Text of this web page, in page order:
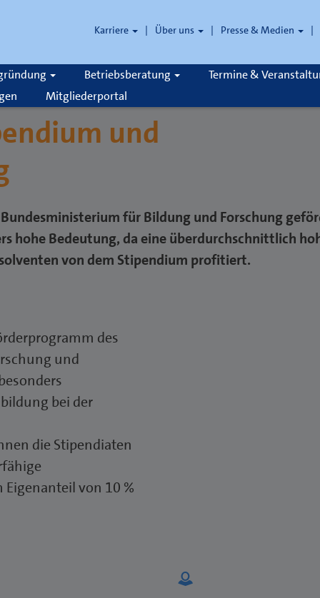
Karriere Über uns Presse & Medien
Betriebsberatung
Termine &
Mitgliederportal
und
für Bildung und Forschung
hohe Bedeutung, da eine überdurchschnittlich
von dem Stipendium profitiert.
des
und
bei der
die Stipendiaten
von 10 %